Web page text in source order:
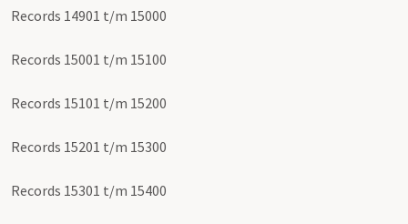
Records 14901 t/m 15000
Records 15001 t/m 15100
Records 15101 t/m 15200
Records 15201 t/m 15300
Records 15301 t/m 15400